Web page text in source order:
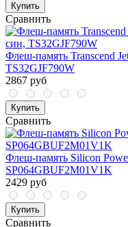
Купить
Сравнить
Флеш-память Transcend
TS32GJF790W
2867 руб
Купить
Сравнить
Флеш-память Silicon
SP064GBUF2M01V1K
2429 руб
Купить
Сравнить